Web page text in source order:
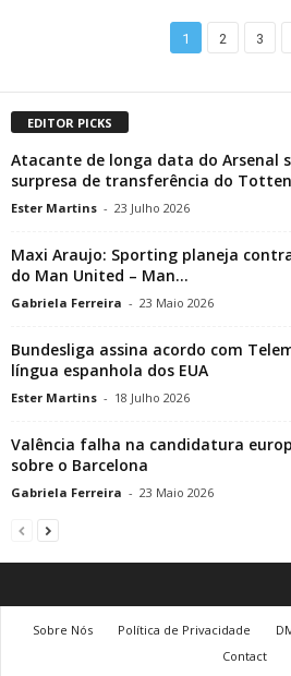
1 2 3
EDITOR PICKS
Atacante de longa data do Arsenal
surpresa de transferência do
Ester Martins - 23 Julho 2026
Maxi Araujo: Sporting planeja
do Man United – Man...
Gabriela Ferreira - 23 Maio 2026
Bundesliga assina acordo com
língua espanhola dos EUA
Ester Martins - 18 Julho 2026
Valência falha na candidatura
sobre o Barcelona
Gabriela Ferreira - 23 Maio 2026
Sobre Nós Política de Privacidade
Contact